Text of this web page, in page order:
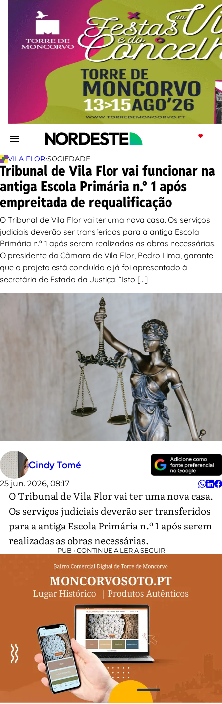
VILA FLOR•SOCIEDADE
Tribunal de Vila Flor vai funcionar na
antiga Escola Primária n.º 1 após
empreitada de requalificação
O Tribunal de Vila Flor vai ter uma nova casa. Os serviços
judiciais deverão ser transferidos para a antiga Escola
Primária n.º 1 após serem realizadas as obras necessárias.
O presidente da Câmara de Vila Flor, Pedro Lima, garante
que o projeto está concluído e já foi apresentado à
secretária de Estado da Justiça. “Isto […]
Cindy Tomé
25 jun. 2026, 08:17
O Tribunal de Vila Flor vai ter uma nova casa.
Os serviços judiciais deverão ser transferidos
para a antiga Escola Primária n.º 1 após serem
realizadas as obras necessárias.
PUB • CONTINUE A LER A SEGUIR